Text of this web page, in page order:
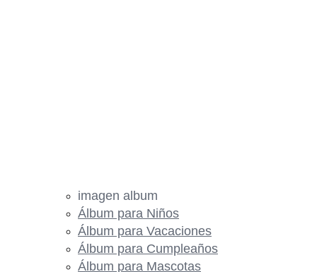
imagen album
Álbum para Niños
Álbum para Vacaciones
Álbum para Cumpleaños
Álbum para Mascotas